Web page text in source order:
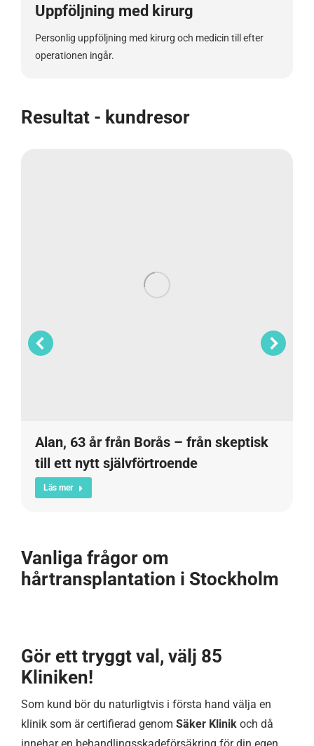
Uppföljning med kirurg
Personlig uppföljning med kirurg och medicin till efter
operationen ingår.
Resultat - kundresor
Alan, 63 år från Borås – från skeptisk
till ett nytt självförtroende
Läs mer
Vanliga frågor om
hårtransplantation i Stockholm
Gör ett tryggt val, välj 85
Kliniken!
Som kund bör du naturligtvis i första hand välja en
klinik som är certifierad genom Säker Klinik och då